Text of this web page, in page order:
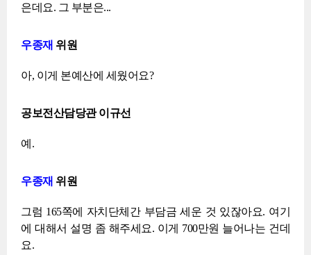
은데요. 그 부분은...
우종재 위원
아, 이게 본예산에 세웠어요?
공보전산담당관 이규선
예.
우종재 위원
그럼 165쪽에 자치단체간 부담금 세운 것 있잖아요. 여기
에 대해서 설명 좀 해주세요. 이게 700만원 늘어나는 건데
요.